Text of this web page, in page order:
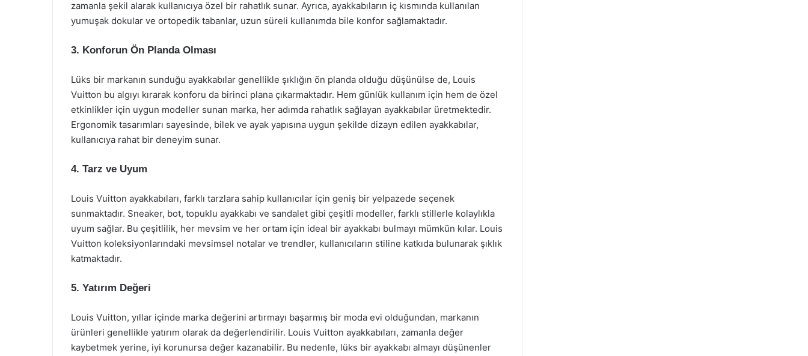
zamanla şekil alarak kullanıcıya özel bir rahatlık sunar. Ayrıca, ayakkabıların iç kısmında kullanılan
yumuşak dokular ve ortopedik tabanlar, uzun süreli kullanımda bile konfor sağlamaktadır.
3. Konforun Ön Planda Olması
Lüks bir markanın sunduğu ayakkabılar genellikle şıklığın ön planda olduğu düşünülse de, Louis
Vuitton bu algıyı kırarak konforu da birinci plana çıkarmaktadır. Hem günlük kullanım için hem de özel
etkinlikler için uygun modeller sunan marka, her adımda rahatlık sağlayan ayakkabılar üretmektedir.
Ergonomik tasarımları sayesinde, bilek ve ayak yapısına uygun şekilde dizayn edilen ayakkabılar,
kullanıcıya rahat bir deneyim sunar.
4. Tarz ve Uyum
Louis Vuitton ayakkabıları, farklı tarzlara sahip kullanıcılar için geniş bir yelpazede seçenek
sunmaktadır. Sneaker, bot, topuklu ayakkabı ve sandalet gibi çeşitli modeller, farklı stillerle kolaylıkla
uyum sağlar. Bu çeşitlilik, her mevsim ve her ortam için ideal bir ayakkabı bulmayı mümkün kılar. Louis
Vuitton koleksiyonlarındaki mevsimsel notalar ve trendler, kullanıcıların stiline katkıda bulunarak şıklık
katmaktadır.
5. Yatırım Değeri
Louis Vuitton, yıllar içinde marka değerini artırmayı başarmış bir moda evi olduğundan, markanın
ürünleri genellikle yatırım olarak da değerlendirilir. Louis Vuitton ayakkabıları, zamanla değer
kaybetmek yerine, iyi korunursa değer kazanabilir. Bu nedenle, lüks bir ayakkabı almayı düşünenler